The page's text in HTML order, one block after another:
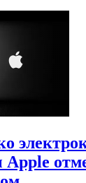
Apple